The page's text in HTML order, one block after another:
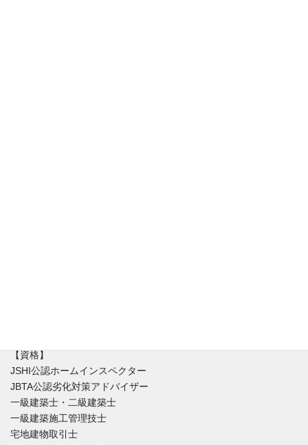
【資格】
JSHI公認ホームインスペクター
JBTA公認劣化対策アドバイザー
一級建築士・二級建築士
一級建築施工管理技士
宅地建物取引士